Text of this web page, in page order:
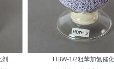
HBW-1/2粗苯加氢催